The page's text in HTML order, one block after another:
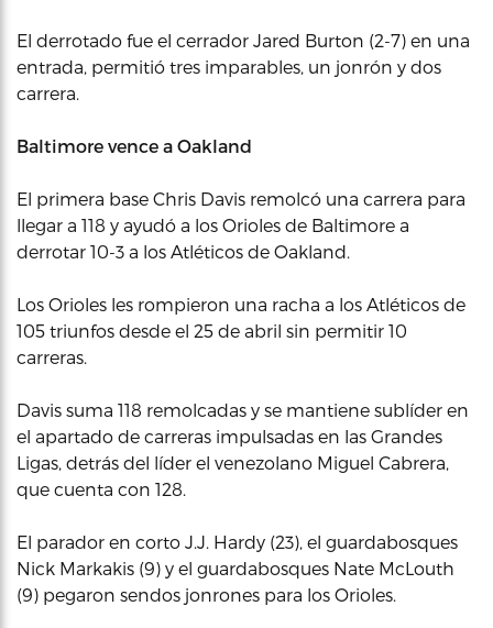
El derrotado fue el cerrador Jared Burton (2-7) en una
entrada, permitió tres imparables, un jonrón y dos
carrera.
Baltimore vence a Oakland
El primera base Chris Davis remolcó una carrera para
llegar a 118 y ayudó a los Orioles de Baltimore a
derrotar 10-3 a los Atléticos de Oakland.
Los Orioles les rompieron una racha a los Atléticos de
105 triunfos desde el 25 de abril sin permitir 10
carreras.
Davis suma 118 remolcadas y se mantiene sublíder en
el apartado de carreras impulsadas en las Grandes
Ligas, detrás del líder el venezolano Miguel Cabrera,
que cuenta con 128.
El parador en corto J.J. Hardy (23), el guardabosques
Nick Markakis (9) y el guardabosques Nate McLouth
(9) pegaron sendos jonrones para los Orioles.